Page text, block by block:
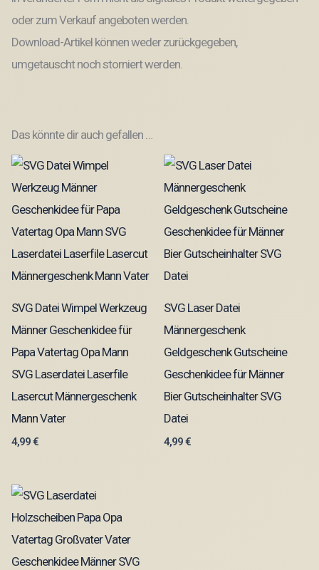
oder zum Verkauf angeboten werden.
Download-Artikel können weder zurückgegeben,
umgetauscht noch storniert werden.
Das könnte dir auch gefallen …
SVG Datei Wimpel Werkzeug
Männer Geschenkidee für
Papa Vatertag Opa Mann
SVG Laserdatei Laserfile
Lasercut Männergeschenk
Mann Vater
4,99€
SVG Laser Datei
Männergeschenk
Geldgeschenk Gutscheine
Geschenkidee für Männer
Bier Gutscheinhalter SVG
Datei
4,99€